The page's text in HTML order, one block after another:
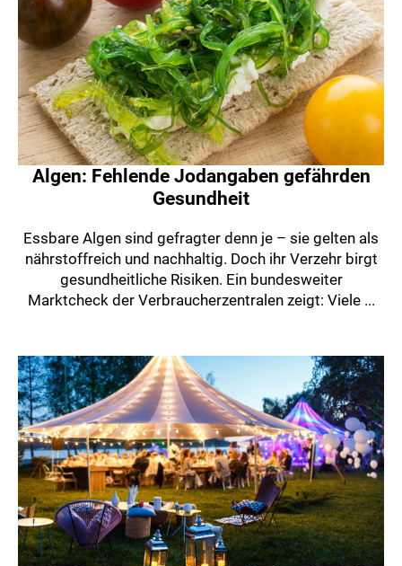
Algen: Fehlende Jodangaben gefährden
Gesundheit
Essbare Algen sind gefragter denn je – sie gelten als
nährstoffreich und nachhaltig. Doch ihr Verzehr birgt
gesundheitliche Risiken. Ein bundesweiter
Marktcheck der Verbraucherzentralen zeigt: Viele ...